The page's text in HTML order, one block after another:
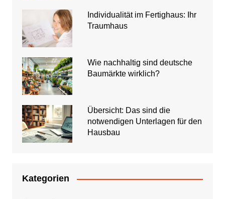
Individualität im Fertighaus: Ihr
Traumhaus
Wie nachhaltig sind deutsche
Baumärkte wirklich?
Übersicht: Das sind die
notwendigen Unterlagen für den
Hausbau
Kategorien